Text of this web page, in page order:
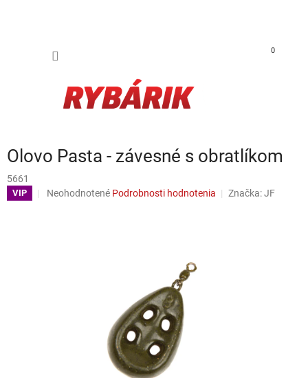
0
Olovo Pasta - závesné s obratlíkom
5661
VIP Priemerné hodnotenie produktu je 0,0 z 5 hviezdičiek.
Neohodnotené Podrobnosti hodnotenia Značka:JF